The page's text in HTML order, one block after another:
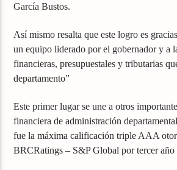
García Bustos.
Así mismo resalta que este logro es
un equipo liderado por el gobernador y a
financieras, presupuestales y tributarias
departamento”
Este primer lugar se une a otros
financiera de administración
fue la máxima calificación triple AAA
BRCRatings – S&P Global por tercer año